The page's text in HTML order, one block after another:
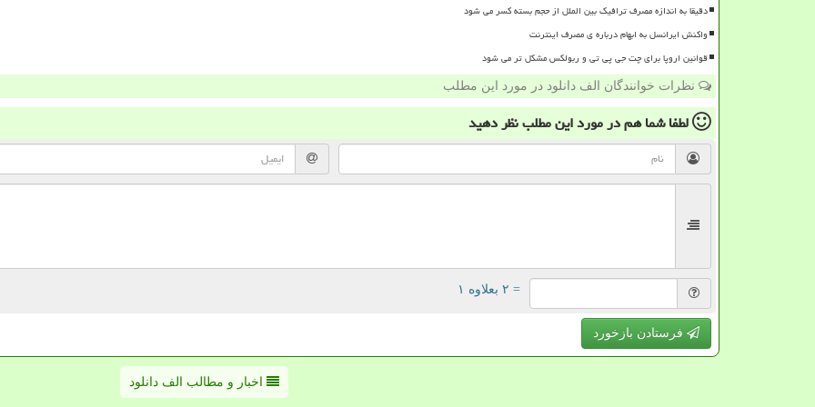
دقیقا به اندازه مصرف ترافیک بین الملل از حجم بسته کسر می شود
واکنش ایرانسل به ابهام درباره ی مصرف اینترنت
قوانین اروپا برای چت جی پی تی و ربولکس مشکل تر می شود
نظرات خوانندگان الف دانلود در مورد این مطلب
لطفا شما همدر مورد این مطلبنظر دهید
= ۲ بعلاوه ۱
فرستادن بازخورد
اخبار و مطالب الف دانلود